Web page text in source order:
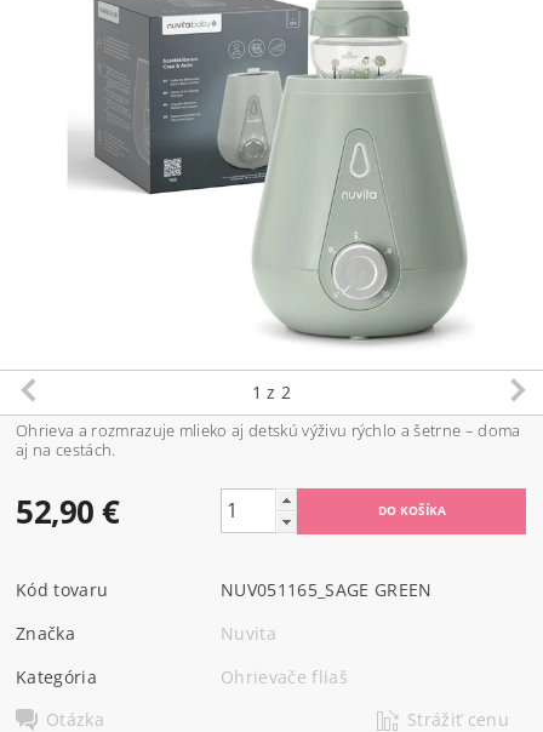
1 z 2
Ohrieva a rozmrazuje mlieko aj detskú výživu rýchlo a šetrne – doma
aj na cestách.
52,90 €
Kód tovaru
NUV051165_SAGE GREEN
Značka
Nuvita
Kategória
Ohrievače fliaš
Otázka
Strážiť cenu